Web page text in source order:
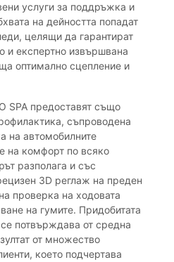
услуги за поддръжка и
на дейността попадат
целящи да гарантират
и експертно извършвана
оптимално сцепление и
SPA предоставят също
съпроводена
на автомобилните
на комфорт по всяко
разполага и със
3D реглаж на преден
проверка на ходовата
на гумите. Придобитата
потвърждава от средна
от множество
което подчертава